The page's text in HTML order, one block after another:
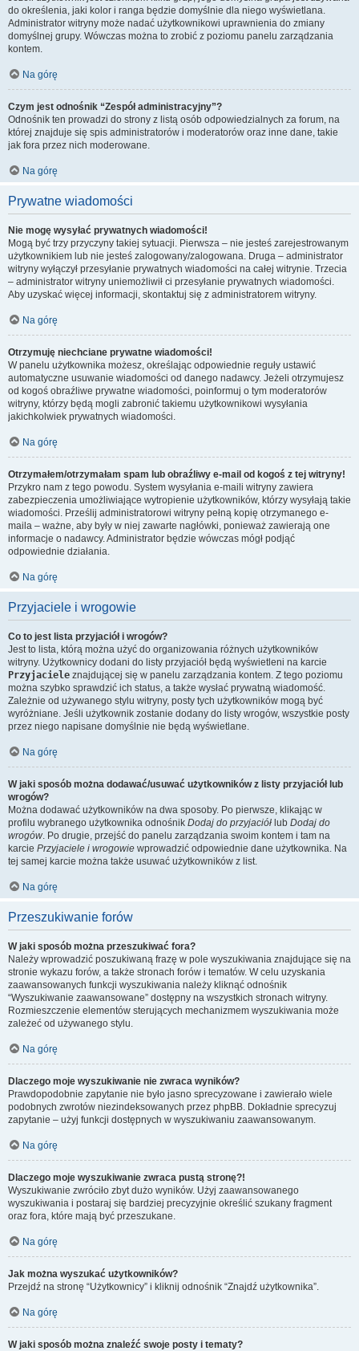
do określenia, jaki kolor i ranga będzie domyślnie dla niego wyświetlana.
Administrator witryny może nadać użytkownikowi uprawnienia do zmiany
domyślnej grupy. Wówczas można to zrobić z poziomu panelu zarządzania
kontem.
Na górę
Czym jest odnośnik “Zespół administracyjny”?
Odnośnik ten prowadzi do strony z listą osób odpowiedzialnych za forum, na
której znajduje się spis administratorów i moderatorów oraz inne dane, takie
jak fora przez nich moderowane.
Na górę
Prywatne wiadomości
Nie mogę wysyłać prywatnych wiadomości!
Mogą być trzy przyczyny takiej sytuacji. Pierwsza – nie jesteś zarejestrowanym
użytkownikiem lub nie jesteś zalogowany/zalogowana. Druga – administrator
witryny wyłączył przesyłanie prywatnych wiadomości na całej witrynie. Trzecia
– administrator witryny uniemożliwił ci przesyłanie prywatnych wiadomości.
Aby uzyskać więcej informacji, skontaktuj się z administratorem witryny.
Na górę
Otrzymuję niechciane prywatne wiadomości!
W panelu użytkownika możesz, określając odpowiednie reguły ustawić
automatyczne usuwanie wiadomości od danego nadawcy. Jeżeli otrzymujesz
od kogoś obraźliwe prywatne wiadomości, poinformuj o tym moderatorów
witryny, którzy będą mogli zabronić takiemu użytkownikowi wysyłania
jakichkolwiek prywatnych wiadomości.
Na górę
Otrzymałem/otrzymałam spam lub obraźliwy e-mail od kogoś z tej witryny!
Przykro nam z tego powodu. System wysyłania e-maili witryny zawiera
zabezpieczenia umożliwiające wytropienie użytkowników, którzy wysyłają takie
wiadomości. Prześlij administratorowi witryny pełną kopię otrzymanego e-
maila – ważne, aby były w niej zawarte nagłówki, ponieważ zawierają one
informacje o nadawcy. Administrator będzie wówczas mógł podjąć
odpowiednie działania.
Na górę
Przyjaciele i wrogowie
Co to jest lista przyjaciół i wrogów?
Jest to lista, którą można użyć do organizowania różnych użytkowników
witryny. Użytkownicy dodani do listy przyjaciół będą wyświetleni na karcie
Przyjaciele znajdującej się w panelu zarządzania kontem. Z tego poziomu
można szybko sprawdzić ich status, a także wysłać prywatną wiadomość.
Zależnie od używanego stylu witryny, posty tych użytkowników mogą być
wyróżniane. Jeśli użytkownik zostanie dodany do listy wrogów, wszystkie posty
przez niego napisane domyślnie nie będą wyświetlane.
Na górę
W jaki sposób można dodawać/usuwać użytkowników z listy przyjaciół lub
wrogów?
Można dodawać użytkowników na dwa sposoby. Po pierwsze, klikając w
profilu wybranego użytkownika odnośnik Dodaj do przyjaciół lub Dodaj do
wrogów. Po drugie, przejść do panelu zarządzania swoim kontem i tam na
karcie Przyjaciele i wrogowie wprowadzić odpowiednie dane użytkownika. Na
tej samej karcie można także usuwać użytkowników z list.
Na górę
Przeszukiwanie forów
W jaki sposób można przeszukiwać fora?
Należy wprowadzić poszukiwaną frazę w pole wyszukiwania znajdujące się na
stronie wykazu forów, a także stronach forów i tematów. W celu uzyskania
zaawansowanych funkcji wyszukiwania należy kliknąć odnośnik
“Wyszukiwanie zaawansowane” dostępny na wszystkich stronach witryny.
Rozmieszczenie elementów sterujących mechanizmem wyszukiwania może
zależeć od używanego stylu.
Na górę
Dlaczego moje wyszukiwanie nie zwraca wyników?
Prawdopodobnie zapytanie nie było jasno sprecyzowane i zawierało wiele
podobnych zwrotów niezindeksowanych przez phpBB. Dokładnie sprecyzuj
zapytanie – użyj funkcji dostępnych w wyszukiwaniu zaawansowanym.
Na górę
Dlaczego moje wyszukiwanie zwraca pustą stronę?!
Wyszukiwanie zwróciło zbyt dużo wyników. Użyj zaawansowanego
wyszukiwania i postaraj się bardziej precyzyjnie określić szukany fragment
oraz fora, które mają być przeszukane.
Na górę
Jak można wyszukać użytkowników?
Przejdź na stronę “Użytkownicy” i kliknij odnośnik “Znajdź użytkownika”.
Na górę
W jaki sposób można znaleźć swoje posty i tematy?